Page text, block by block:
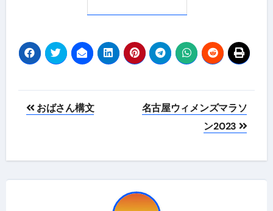
投
ビ
おばさん構文
名古屋ウィメンズマラソ
ン2023